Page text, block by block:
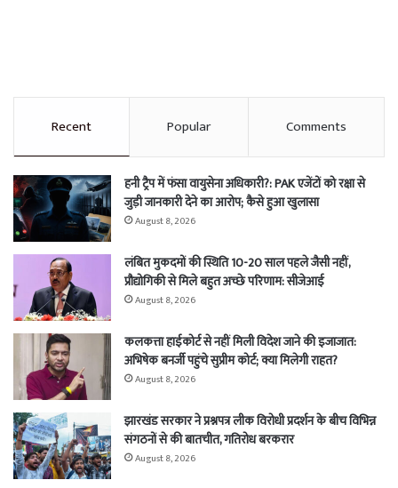
Recent Popular Comments
हनी ट्रैप में फंसा वायुसेना अधिकारी?: PAK एजेंटों को रक्षा से
जुड़ी जानकारी देने का आरोप; कैसे हुआ खुलासा
August 8, 2026
लंबित मुकदमों की स्थिति 10-20 साल पहले जैसी नहीं,
प्रौद्योगिकी से मिले बहुत अच्छे परिणाम: सीजेआई
August 8, 2026
कलकत्ता हाईकोर्ट से नहीं मिली विदेश जाने की इजाजात:
अभिषेक बनर्जी पहुंचे सुप्रीम कोर्ट; क्या मिलेगी राहत?
August 8, 2026
झारखंड सरकार ने प्रश्नपत्र लीक विरोधी प्रदर्शन के बीच विभिन्न
संगठनों से की बातचीत, गतिरोध बरकरार
August 8, 2026